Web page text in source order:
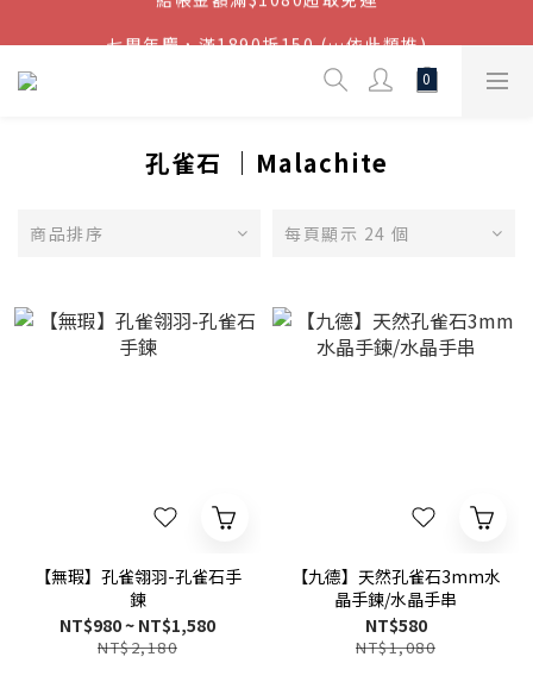
七周年慶，滿1890折150 (…依此類推)
點我加入官方LINE帳號，獲得50元現金券
孔雀石 ｜Malachite
商品排序 每頁顯示 24 個
【無瑕】孔雀翎羽-孔雀石手
鍊
NT$980 ~ NT$1,580
NT$2,180
【九德】天然孔雀石3mm水
晶手鍊/水晶手串
NT$580
NT$1,080